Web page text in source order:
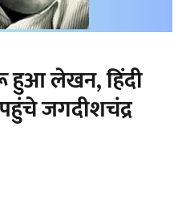
हुआ लेखन, हिंदी
जगदीशचंद्र